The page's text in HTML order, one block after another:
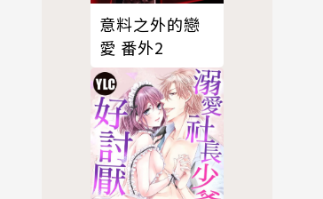
意料之外的戀
愛 番外2